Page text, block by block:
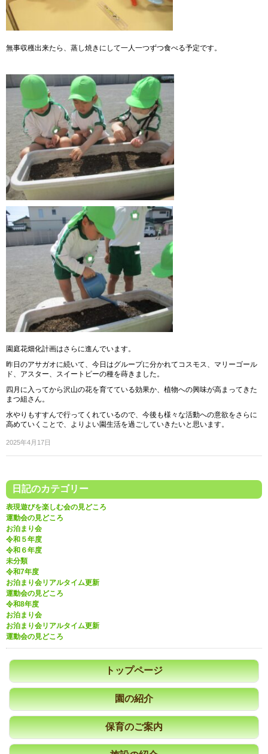
無事収穫出来たら、蒸し焼きにして一人一つずつ食べる予定です。
園庭花畑化計画はさらに進んでいます。
昨日のアサガオに続いて、今日はグループに分かれてコスモス、マリーゴール
ド、アスター、スイートピーの種を蒔きました。
四月に入ってから沢山の花を育てている効果か、植物への興味が高まってきた
まつ組さん。
水やりもすすんで行ってくれているので、今後も様々な活動への意欲をさらに
高めていくことで、よりよい園生活を過ごしていきたいと思います。
2025年4月17日
日記のカテゴリー
表現遊びを楽しむ会の見どころ
運動会の見どころ
お泊まり会
令和５年度
令和６年度
未分類
令和7年度
お泊まり会リアルタイム更新
運動会の見どころ
令和8年度
お泊まり会
お泊まり会リアルタイム更新
運動会の見どころ
トップページ
園の紹介
保育のご案内